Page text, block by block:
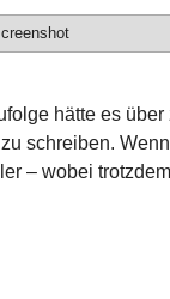
hätte es
schreiben.
– wobei